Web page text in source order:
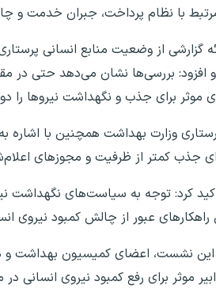
با نظام پرداخت، جبران خدمت و
گزارشی از وضعیت منابع انسانی
افزود: بررسی‌ها نشان می‌دهد حتی در
موثر برای جذب و نگهداشت نیرو‌ها را
جذب کمتر از ظرفیت و مجوز‌های
کرد: توجه به سیاست‌های نگهداشت
راهکار‌های عبور از چالش کمبود نیروی
این نشست، اعضای کمیسیون بهداشت و
موثر برای رفع کمبود نیروی انسانی